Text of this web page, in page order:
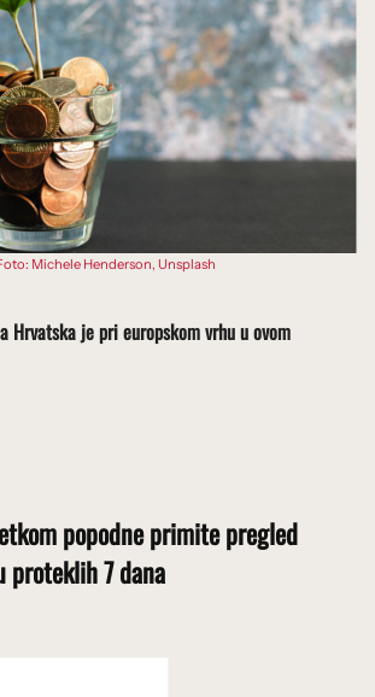
Michele Henderson, Unsplash
Hrvatska je pri europskom vrhu u ovom
popodne primite pregled
proteklih 7 dana